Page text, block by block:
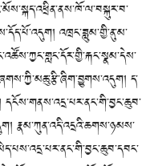
འཁྲང་ཟླུམ་གྱི་ནུ་མ་
ད་
རྣམ་ཀུན་འདི་འདྲའི་ཆགས་ཉམས་